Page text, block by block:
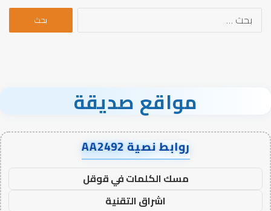
البحث
مواقع صديقة
روابط نصية AA2492
مسك الكلمات في قوقل
اشراق التقنية